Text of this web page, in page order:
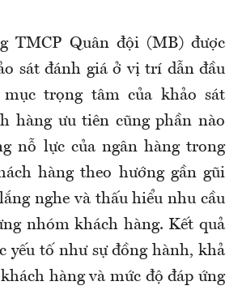
TMCP Quân đội (MB) được
sát đánh giá ở vị trí dẫn đầu
trọng tâm của khảo sát
hàng ưu tiên cũng phần nào
nỗ lực của ngân hàng trong
hàng theo hướng gần gũi
nghe và thấu hiểu nhu cầu
nhóm khách hàng. Kết quả
yếu tố như sự đồng hành, khả
hàng và mức độ đáp ứng